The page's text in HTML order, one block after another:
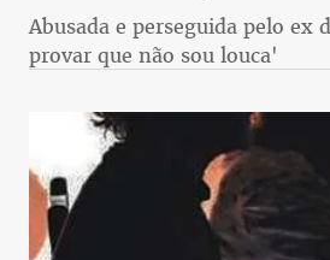
Abusada e perseguida pelo ex
provar que não sou louca'